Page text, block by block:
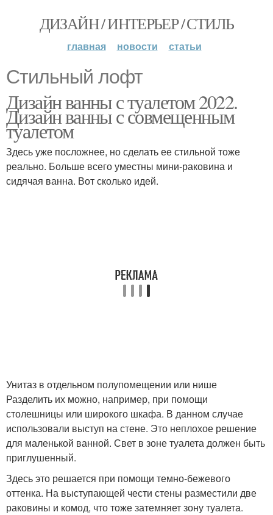
ДИЗАЙН / ИНТЕРЬЕР / СТИЛЬ
главная новости статьи
Стильный лофт
Дизайн ванны с туалетом 2022.
Дизайн ванны с совмещенным
туалетом
Здесь уже посложнее, но сделать ее стильной тоже
реально. Больше всего уместны мини-раковина и
сидячая ванна. Вот сколько идей.
Унитаз в отдельном полупомещении или нише
Разделить их можно, например, при помощи
столешницы или широкого шкафа. В данном случае
использовали выступ на стене. Это неплохое решение
для маленькой ванной. Свет в зоне туалета должен быть
приглушенный.
Здесь это решается при помощи темно-бежевого
оттенка. На выступающей чести стены разместили две
раковины и комод, что тоже затемняет зону туалета.